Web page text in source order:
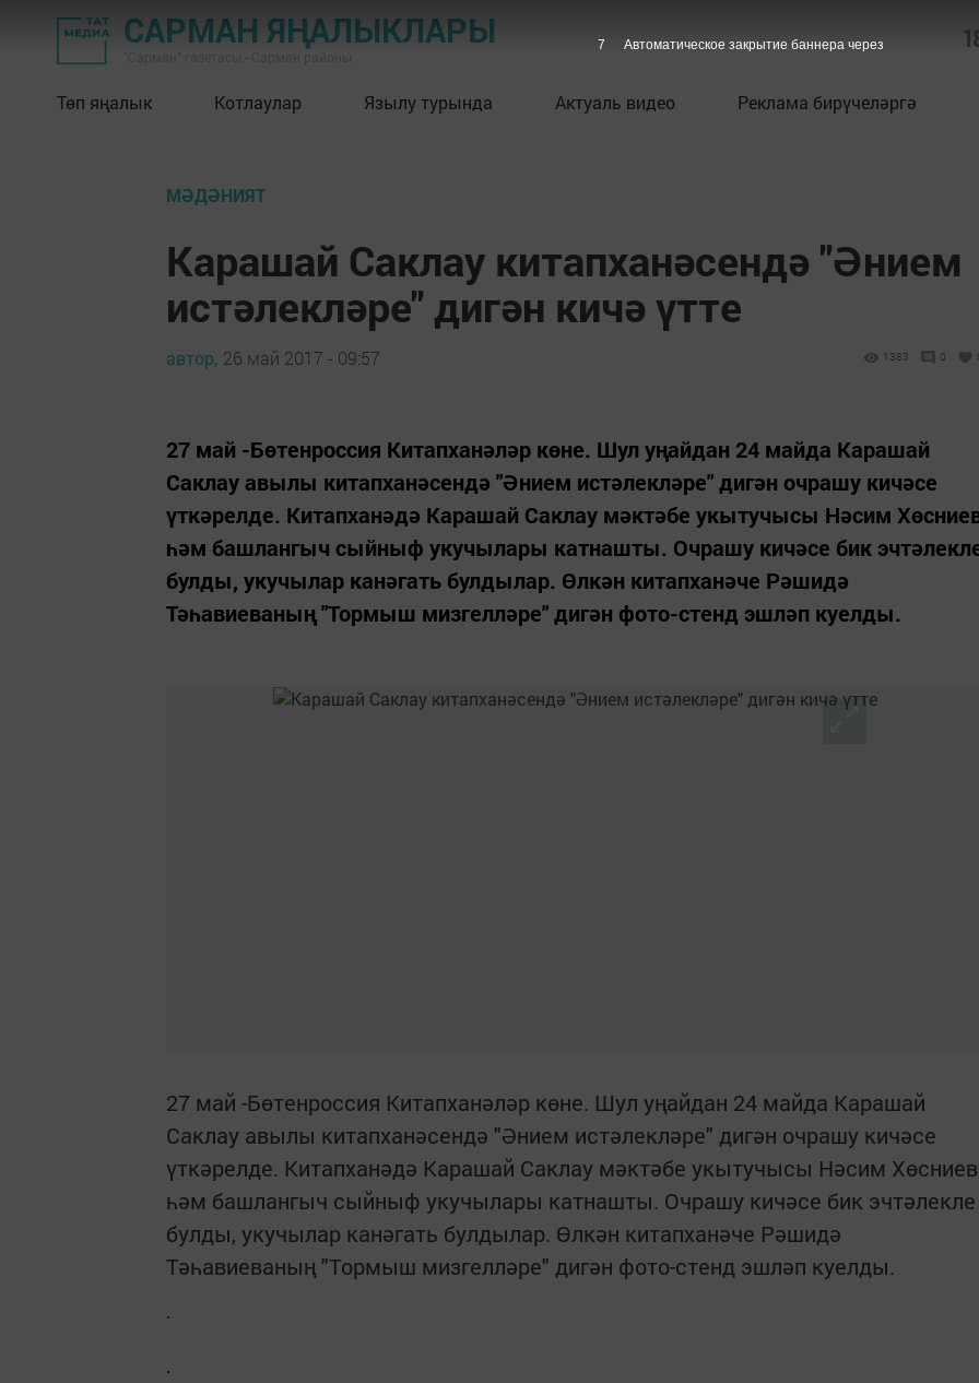
САРМАН ЯҢАЛЫКЛАРЫ
Төп яңалык Котлаулар Язылу турында Актуаль видео Реклама бирүчеләргә
МӘДӘНИЯТ
Карашай Саклау китапханәсендә "Әнием
истәлекләре" дигән кичә үтте
автор, 26 май 2017 - 09:57 1383 0
27 май -Бөтенроссия Китапханәләр көне. Шул уңайдан 24 майда Карашай
Саклау авылы китапханәсендә "Әнием истәлекләре" дигән очрашу кичәсе
үткәрелде. Китапханәдә Карашай Саклау мәктәбе укытучысы Нәсим
һәм башлангыч сыйныф укучылары катнашты. Очрашу кичәсе бик
булды, укучылар канәгать булдылар. Өлкән китапханәче Рәшидә
Тәһавиеваның "Тормыш мизгелләре" дигән фото-стенд эшләп куелды.
27 май -Бөтенроссия Китапханәләр көне. Шул уңайдан 24 майда Карашай
Саклау авылы китапханәсендә "Әнием истәлекләре" дигән очрашу кичәсе
үткәрелде. Китапханәдә Карашай Саклау мәктәбе укытучысы Нәсим Хөсниев
һәм башлангыч сыйныф укучылары катнашты. Очрашу кичәсе бик эчтәлекле
булды, укучылар канәгать булдылар. Өлкән китапханәче Рәшидә
Тәһавиеваның "Тормыш мизгелләре" дигән фото-стенд эшләп куелды.
6 Автоматическое закрытие баннера через